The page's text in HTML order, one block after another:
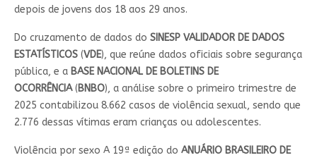
depois de jovens dos 18 aos 29 anos.
Do cruzamento de dados do SINESP VALIDADOR DE DADOS
ESTATÍSTICOS(VDE), que reúne dados oficiais sobre segurança
pública, e a BASE NACIONAL DE BOLETINS DE
OCORRÊNCIA(BNBO), a análise sobre o primeiro trimestre de
2025 contabilizou 8.662 casos de violência sexual, sendo que
2.776 dessas vítimas eram crianças ou adolescentes.
Violência por sexo A 19ª edição do ANUÁRIO BRASILEIRO DE